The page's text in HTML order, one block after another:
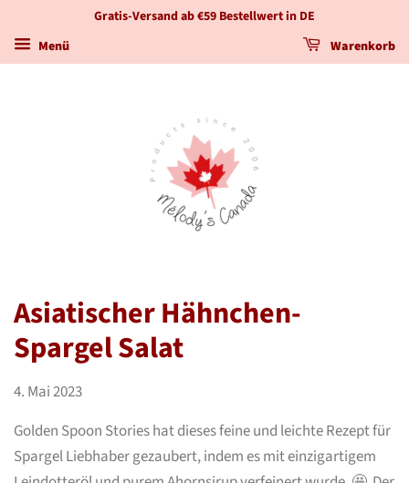
Gratis-Versand ab €59 Bestellwert in DE
Menü
Warenkorb
Asiatischer Hähnchen-
Spargel Salat
4. Mai 2023
Golden Spoon Stories hat dieses feine und leichte Rezept für
Spargel Liebhaber gezaubert, indem es mit einzigartigem